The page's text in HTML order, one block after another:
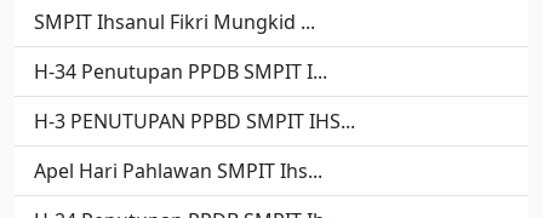
SMPIT Ihsanul Fikri Mungkid ...
H-34 Penutupan PPDB SMPIT I...
H-3 PENUTUPAN PPBD SMPIT IHS...
Apel Hari Pahlawan SMPIT Ihs...